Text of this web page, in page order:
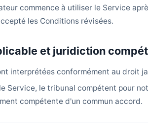
commence à utiliser le Service
les Conditions révisées.
et juridiction
interprétées conformément au droit
Service, le tribunal compétent pour
compétente d'un commun accord.